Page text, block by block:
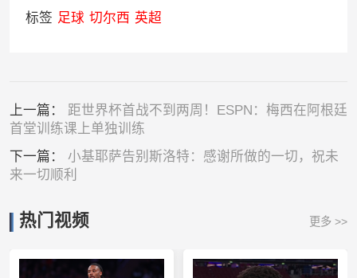
标签 足球 切尔西 英超
上一篇： 距世界杯首战不到两周！ESPN：梅西在阿根廷
首堂训练课上单独训练
下一篇： 小基耶萨告别斯洛特：感谢所做的一切，祝未
来一切顺利
热门视频 更多 >>